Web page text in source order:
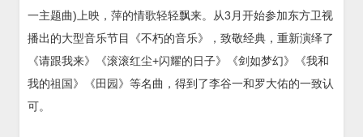
一主题曲)上映，萍的情歌轻轻飘来。从3月开始参加东方卫视
播出的大型音乐节目《不朽的音乐》，致敬经典，重新演绎了
《请跟我来》《滚滚红尘+闪耀的日子》《剑如梦幻》《我和
我的祖国》《田园》等名曲，得到了李谷一和罗大佑的一致认
可。